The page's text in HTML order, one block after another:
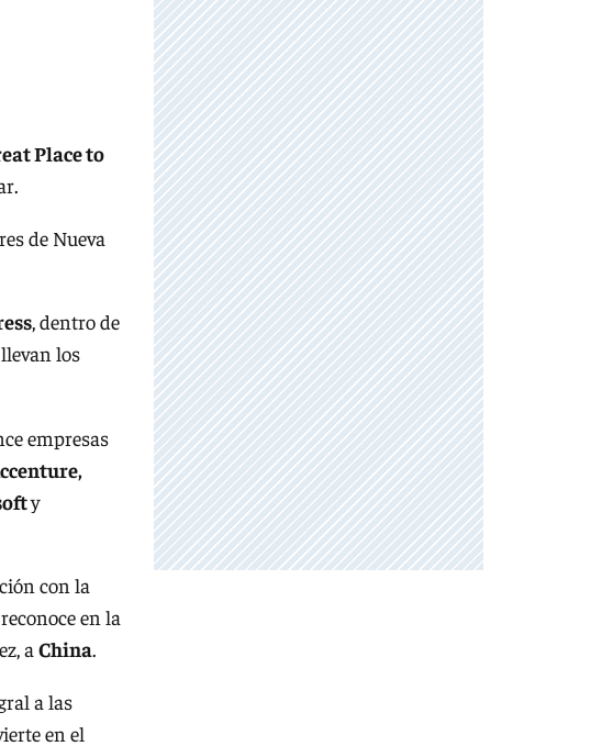
Place to
de Nueva
, dentro de
los
empresas
y
con la
en la
a China.
a las
en el